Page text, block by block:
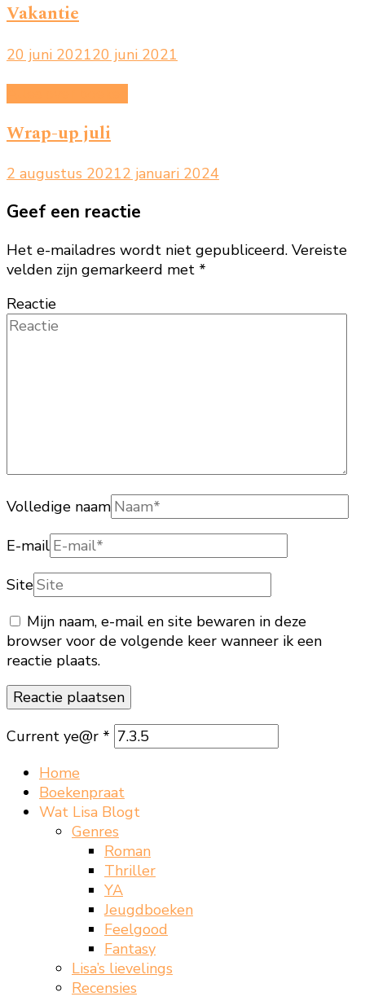
Vakantie
20 juni 202120 juni 2021
Wrap-up juli
2 augustus 20212 januari 2024
Geef een reactie
Het e-mailadres wordt niet gepubliceerd. Vereiste
velden zijn gemarkeerd met *
Reactie
Volledige naam
E-mail
Site
Mijn naam, e-mail en site bewaren in deze
browser voor de volgende keer wanneer ik een
reactie plaats.
Current ye@r *
Home
Boekenpraat
Wat Lisa Blogt
Genres
Roman
Thriller
YA
Jeugdboeken
Feelgood
Fantasy
Lisa’s lievelings
Recensies